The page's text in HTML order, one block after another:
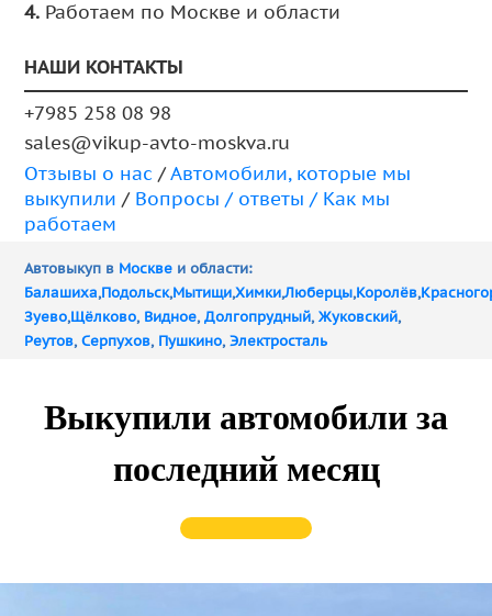
4. Работаем по Москве и области
НАШИ КОНТАКТЫ
+7985 258 08 98
sales@vikup-avto-moskva.ru
Отзывы о нас /Автомобили, которые мы
выкупили / Вопросы / ответы / Как мы
работаем
Автовыкуп в Москвеи области:
Балашиха,Подольск,Мытищи,Химки,Люберцы,Королёв,
Зуево,Щёлково, Видное, Долгопрудный, Жуковский,
Реутов, Серпухов, Пушкино, Электросталь
Выкупили автомобили за
последний месяц